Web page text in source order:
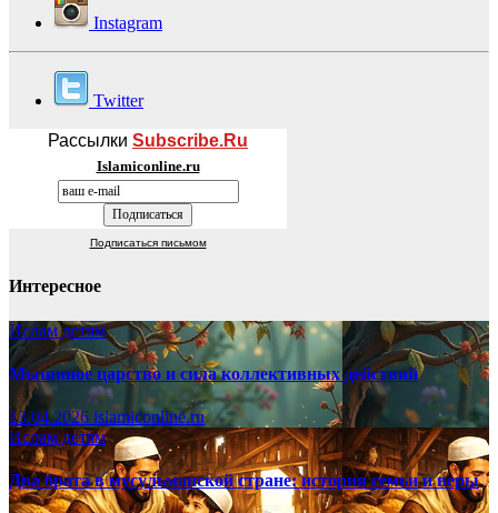
Instagram
Twitter
Рассылки Subscribe.Ru
Islamiconline.ru
Подписаться письмом
Интересное
Ислам детям
Мышиное царство и сила коллективных действий
13.04.2026 islamiconline.ru
Ислам детям
Два брата в мусульманской стране: история семьи и веры